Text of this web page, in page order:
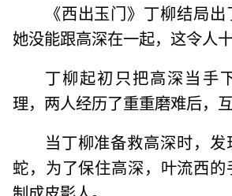
《西出玉门》丁柳结局
她没能跟高深在一起，这令人十
丁柳起初只把高深当手
理，两人经历了重重磨难后，互
当丁柳准备救高深时，
蛇，为了保住高深，叶流西